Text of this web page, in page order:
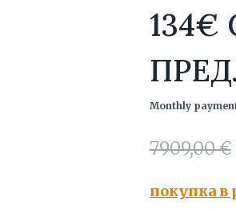
Monthly
7909,00€
покупка в